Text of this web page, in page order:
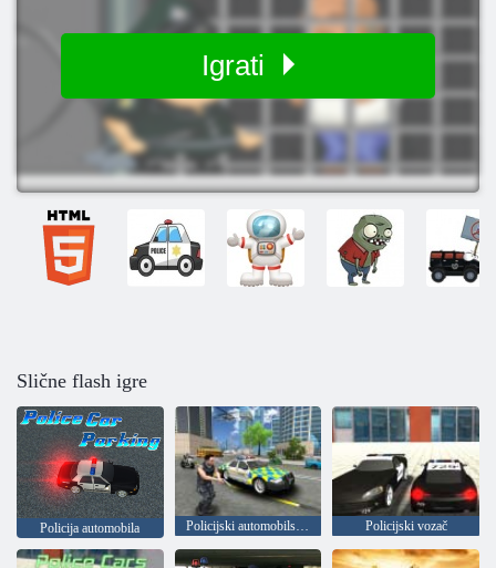
Igrati
Slične flash igre
Policija automobila Policijski automobilski simulator: gradske misije Policijski vozač